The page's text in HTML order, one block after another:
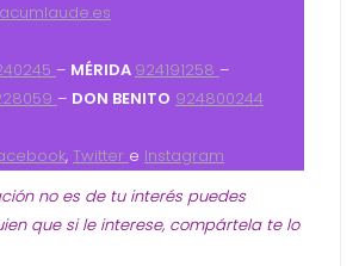
– MÉRIDA 924191258 –
– DON BENITO 924800244
, Twitter e Instagram
no es de tu interés puedes
que si le interese, compártela te lo